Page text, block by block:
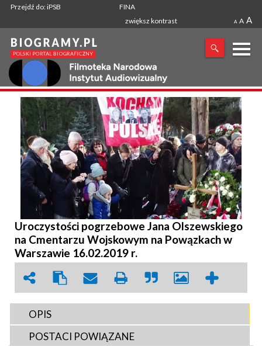
Przejdź do: iPSB
FINA
zwiększ kontrast
A A A
X
SZUKANA FRAZA
Uroczystości pogrzebowe Jana Olszewskiego
na Cmentarzu Wojskowym na Powązkach w
Warszawie 16.02.2019 r.
OPIS
POSTACI POWIĄZANE